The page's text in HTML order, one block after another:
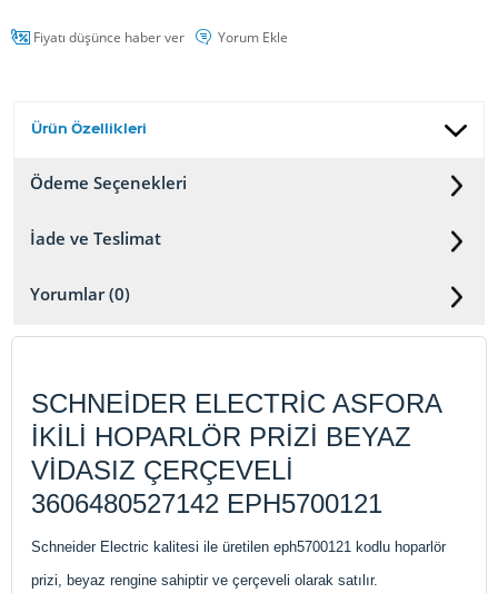
Fiyatı düşünce haber ver Yorum Ekle
Ürün Özellikleri
Ödeme Seçenekleri
İade ve Teslimat
Yorumlar (0)
SCHNEİDER ELECTRİC ASFORA
İKİLİ HOPARLÖR PRİZİ BEYAZ
VİDASIZ ÇERÇEVELİ
3606480527142 EPH5700121
Schneider Electric kalitesi ile üretilen eph5700121 kodlu hoparlör
prizi, beyaz rengine sahiptir ve çerçeveli olarak satılır.